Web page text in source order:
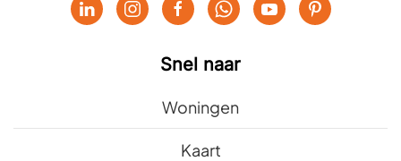
Snel naar
Woningen
Kaart